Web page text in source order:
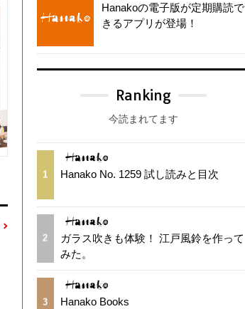
Hanakoの電子版が定期購読で
きるアプリが登場！
Ranking
今読まれてます
1 Hanako No. 1259 試し読みと目次
2
ガラス吹きも体験！ 江戸風鈴を作って
みた。
3 Hanako Books